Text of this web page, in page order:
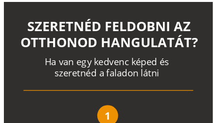
Ha van egy kedvenc képed és
szeretnéd a faladon látni
SZERETNÉD FELDOBNI AZ
OTTHONOD HANGULATÁT?
1